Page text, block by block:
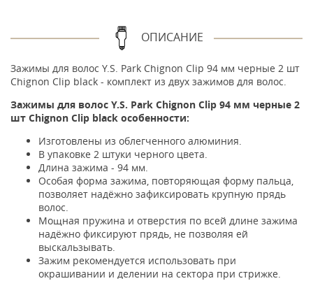
ОПИСАНИЕ
Зажимы для волос Y.S. Park Chignon Clip 94 мм черные 2 шт
Chignon Clip black - комплект из двух зажимов для волос.
Зажимы для волос Y.S. Park Chignon Clip 94 мм черные 2
шт Chignon Clip black особенности:
Изготовлены из облегченного алюминия.
В упаковке 2 штуки черного цвета.
Длина зажима - 94 мм.
Особая форма зажима, повторяющая форму пальца,
позволяет надёжно зафиксировать крупную прядь
волос.
Мощная пружина и отверстия по всей длине зажима
надёжно фиксируют прядь, не позволяя ей
выскальзывать.
Зажим рекомендуется использовать при
окрашивании и делении на сектора при стрижке.